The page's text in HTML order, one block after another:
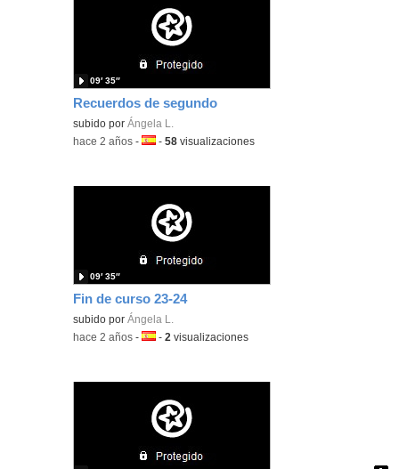
Recuerdos de segundo
subido porÁngela L.
09′ 35″
-hace 2 años -Idioma:
-58 visualizaciones
Fin de curso 23-24
subido porÁngela L.
09′ 35″
-hace 2 años -Idioma:
-2 visualizaciones